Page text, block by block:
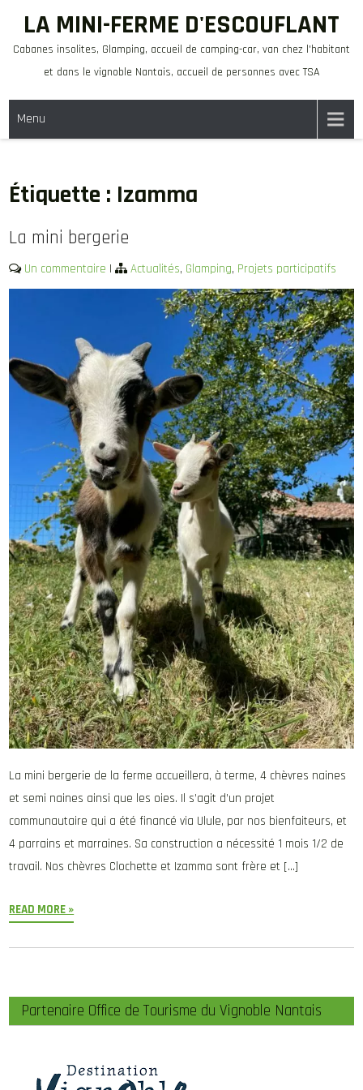
content
LA MINI-FERME D'ESCOUFLANT
Cabanes insolites, Glamping, accueil de camping-car, van chez l'habitant
et dans le vignoble Nantais, accueil de personnes avec TSA
Menu
Étiquette : Izamma
La mini bergerie
Un commentaire | Actualités, Glamping, Projets participatifs
La mini bergerie de la ferme accueillera, à terme, 4 chèvres naines
et semi naines ainsi que les oies. Il s’agit d’un projet
communautaire qui a été financé via Ulule, par nos bienfaiteurs, et
4 parrains et marraines. Sa construction a nécessité 1 mois 1/2 de
travail. Nos chèvres Clochette et Izamma sont frère et […]
READ MORE »
Partenaire Office de Tourisme du Vignoble Nantais